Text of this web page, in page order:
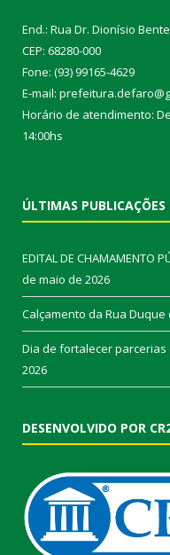
End.: Rua Dr. Dionísio
CEP: 68280-000
Fone: (93) 99165-4629
E-mail:
Horário de atendimento:
14:00hs
ÚLTIMAS PUBLICAÇÕES
EDITAL DE CHAMAMENTO
de maio de 2026
Calçamento da Rua Duque
Dia de fortalecer
2026
DESENVOLVIDO POR